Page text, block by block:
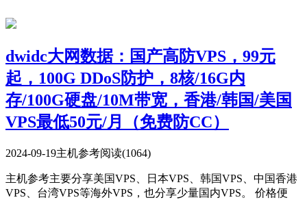
dwidc大网数据：国产高防VPS，99元
起，100G DDoS防护，8核/16G内
存/100G硬盘/10M带宽，香港/韩国/美国
VPS最低50元/月（免费防CC）
2024-09-19主机参考阅读(1064)
主机参考主要分享美国VPS、日本VPS、韩国VPS、中国香港
VPS、台湾VPS等海外VPS，也分享少量国内VPS。 价格便